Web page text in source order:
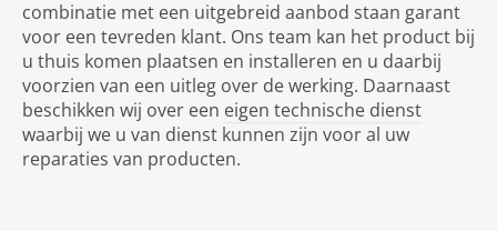
combinatie met een uitgebreid aanbod staan garant
voor een tevreden klant. Ons team kan het product bij
u thuis komen plaatsen en installeren en u daarbij
voorzien van een uitleg over de werking. Daarnaast
beschikken wij over een eigen technische dienst
waarbij we u van dienst kunnen zijn voor al uw
reparaties van producten.